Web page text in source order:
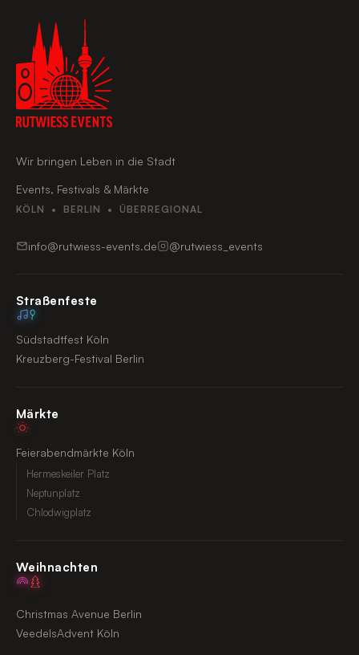
Wir bringen Leben in die Stadt
Events, Festivals & Märkte
KÖLN • BERLIN • ÜBERREGIONAL
info@rutwiess-events.de @rutwiess_events
Straßenfeste
Südstadtfest Köln
Kreuzberg-Festival Berlin
Märkte
Feierabendmärkte Köln
Hermeskeiler Platz
Neptunplatz
Chlodwigplatz
Weihnachten
Christmas Avenue Berlin
VeedelsAdvent Köln